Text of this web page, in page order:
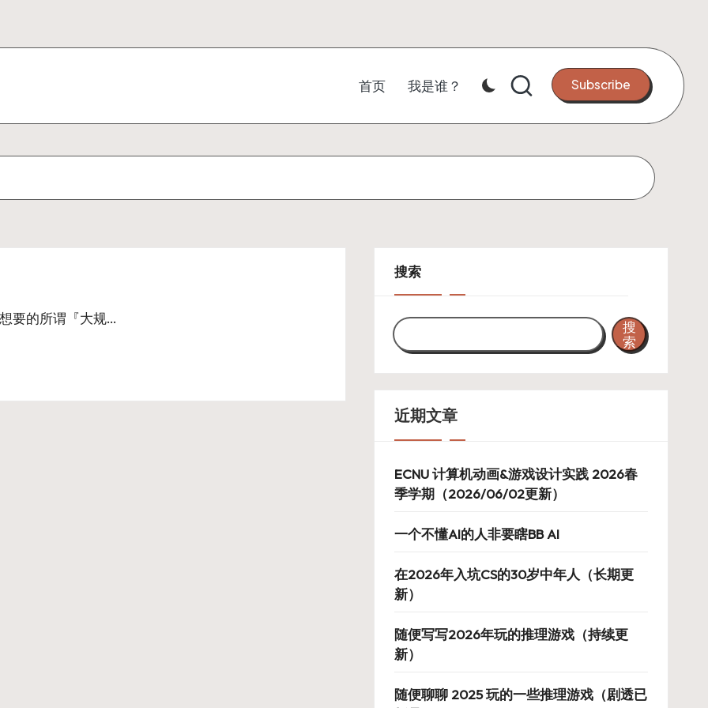
首页 我是谁？ Subscribe
要的所谓『大规…
搜索
搜
索
近期文章
ECNU 计算机动画&游戏设计实践 2026春
季学期（2026/06/02更新）
一个不懂AI的人非要瞎BB AI
在2026年入坑CS的30岁中年人（长期更
新）
随便写写2026年玩的推理游戏（持续更
新）
随便聊聊 2025 玩的一些推理游戏（剧透已